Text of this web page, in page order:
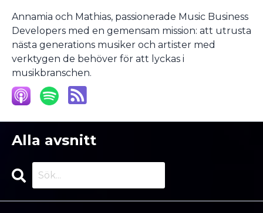
Annamia och Mathias, passionerade Music Business
Developers med en gemensam mission: att utrusta
nästa generations musiker och artister med
verktygen de behöver för att lyckas i
musikbranschen.
Alla avsnitt
Search